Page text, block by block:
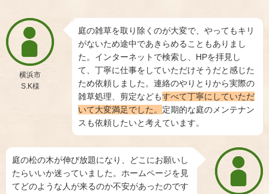
横浜市
S.K様
庭の雑草を取り除くのが大変で、やってもキリ
がないため途中であきらめることもありまし
た。インターネットで検索し、HPを拝見し
て、丁寧に仕事をしていただけそうだと感じた
ため依頼しました。連絡のやりとりから実際の
雑草処理、剪定などもすべて丁寧にしていただ
いて大変満足でした。 定期的な庭のメンテナン
スも依頼したいと考えています。
庭の松の木が伸び放題になり、どこにお願いし
たらいいか迷っていました。ホームページを見
てどのような人が来るのか不安があったのです